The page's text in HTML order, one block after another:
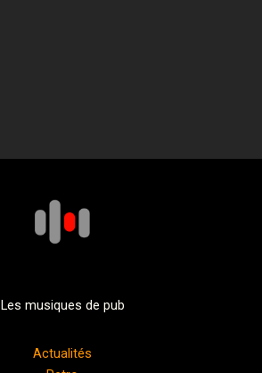
Les musiques de pub
Actualités